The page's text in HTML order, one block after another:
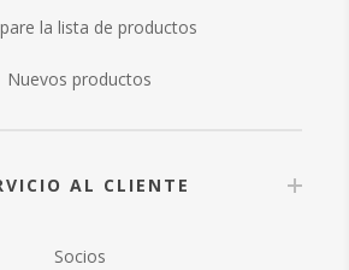
la lista de productos
Nuevos productos
AL CLIENTE
Socios